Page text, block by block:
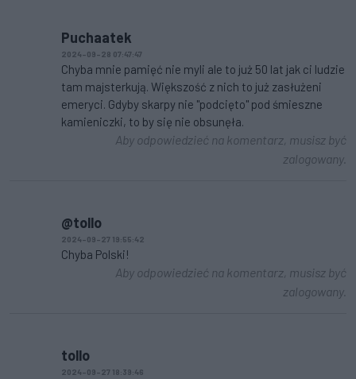
Puchaatek
2024-09-28 07:47:47
Chyba mnie pamięć nie myli ale to już 50 lat jak ci ludzie
tam majsterkują. Większość z nich to już zasłużeni
emeryci. Gdyby skarpy nie "podcięto" pod śmieszne
kamieniczki, to by się nie obsunęła.
Aby odpowiedzieć na komentarz, musisz być
zalogowany.
@tollo
2024-09-27 19:55:42
Chyba Polski!
Aby odpowiedzieć na komentarz, musisz być
zalogowany.
tollo
2024-09-27 18:39:46